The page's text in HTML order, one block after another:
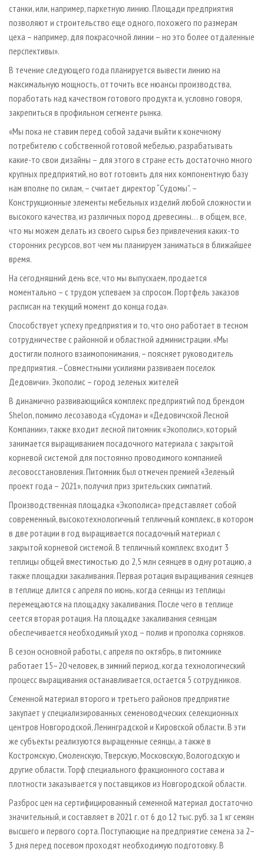
станки, или, например, паркетную линию. Площади предприятия
позволяют и строительство еще одного, похожего по размерам
цеха – например, для покрасочной линии – но это более отдаленные
перспективы».
В течение следующего года планируется вывести линию на
максимальную мощность, отточить все нюансы производства,
поработать над качеством готового продукта и, условно говоря,
закрепиться в профильном сегменте рынка.
«Мы пока не ставим перед собой задачи выйти к конечному
потребителю с собственной готовой мебелью, разрабатывать
какие-то свои дизайны – для этого в стране есть достаточно много
крупных предприятий, но вот готовить для них компонентную базу
нам вполне по силам, – считает директор “Судомы”. –
Конструкционные элементы мебельных изделий любой сложности и
высокого качества, из различных пород древесины… в общем, все,
что мы можем делать из своего сырья без привлечения каких-то
сторонних ресурсов, вот чем мы планируем заниматься в ближайшее
время.
На сегодняшний день все, что мы выпускаем, продается
моментально – с трудом успеваем за спросом. Портфель заказов
расписан на текущий момент до конца года».
Способствует успеху предприятия и то, что оно работает в тесном
сотрудничестве с районной и областной администрации. «Мы
достигли полного взаимопонимания, – поясняет руководитель
предприятия. –Совместными усилиями развиваем поселок
Дедовичи». Экополис – город зеленых жителей
В динамично развивающийся комплекс предприятий под брендом
Shelon, помимо лесозавода «Судома» и «Дедовичской Лесной
Компании», также входит лесной питомник «Экополис», который
занимается выращиванием посадочного материала с закрытой
корневой системой для постоянно проводимого компанией
лесовосстановления. Питомник был отмечен премией «Зеленый
проект года – 2021», получил приз зрительских симпатий.
Производственная площадка «Экополиса» представляет собой
современный, высокотехнологичный тепличный комплекс, в котором
в две ротации в год выращивается посадочный материал с
закрытой корневой системой. В тепличный комплекс входит 3
теплицы общей вместимостью до 2,5 млн сеянцев в одну ротацию, а
также площадки закаливания. Первая ротация выращивания сеянцев
в теплице длится с апреля по июнь, когда сеянцы из теплицы
перемещаются на площадку закаливания. После чего в теплице
сеется вторая ротация. На площадке закаливания сеянцам
обеспечивается необходимый уход – полив и прополка сорняков.
В сезон основной работы, с апреля по октябрь, в питомнике
работает 15–20 человек, в зимний период, когда технологический
процесс выращивания останавливается, остается 5 сотрудников.
Семенной материал второго и третьего районов предприятие
закупает у специализированных семеноводческих селекционных
центров Новгородской, Ленинградской и Кировской области. В эти
же субъекты реализуются выращенные сеянцы, а также в
Костромскую, Смоленскую, Тверскую, Московскую, Вологодскую и
другие области. Торф специального фракционного состава и
плотности заказывается у поставщиков из Новгородской области.
Разброс цен на сертифицированный семенной материал достаточно
значительный, и составляет в 2021 г. от 6 до 12 тыс. руб. за 1 кг семян
высшего и первого сорта. Поступающие на предприятие семена за 2–
3 дня перед посевом проходят необходимую подготовку. В